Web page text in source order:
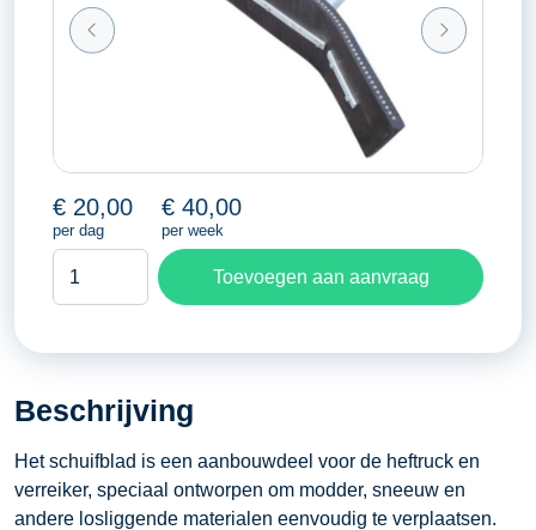
€ 20,00
per dag
€ 40,00
per week
Toevoegen aan aanvraag
Beschrijving
Het schuifblad is een aanbouwdeel voor de heftruck en
verreiker, speciaal ontworpen om modder, sneeuw en
andere losliggende materialen eenvoudig te verplaatsen.